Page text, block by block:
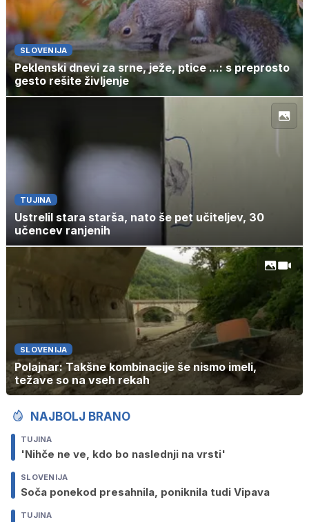
SLOVENIJA
Peklenski dnevi za srne, ježe, ptice ...: s preprosto
gesto rešite življenje
TUJINA
Ustrelil stara starša, nato še pet učiteljev, 30
učencev ranjenih
SLOVENIJA
Polajnar: Takšne kombinacije še nismo imeli,
težave so na vseh rekah
NAJBOLJ BRANO
TUJINA
'Nihče ne ve, kdo bo naslednji na vrsti'
SLOVENIJA
Soča ponekod presahnila, poniknila tudi Vipava
TUJINA